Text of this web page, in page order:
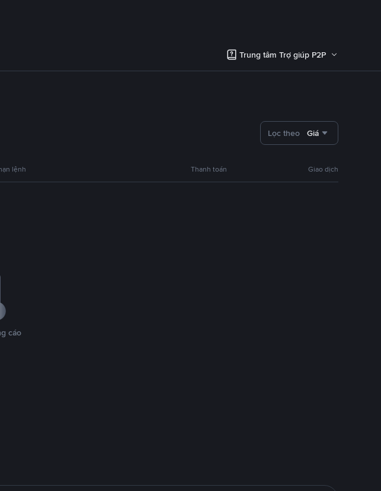
Trung tâm Trợ giúp P2P
Lọc theo Giá
lệnh Thanh toán Giao dịch
cáo